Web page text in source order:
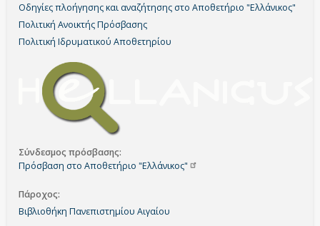
Οδηγίες πλοήγησης και αναζήτησης στο Αποθετήριο "Ελλάνικος"
Πολιτική Ανοικτής Πρόσβασης
Πολιτική Ιδρυματικού Αποθετηρίου
Σύνδεσμος πρόσβασης
Πρόσβαση στο Αποθετήριο "Ελλάνικος"
Πάροχος
Βιβλιοθήκη Πανεπιστημίου Αιγαίου